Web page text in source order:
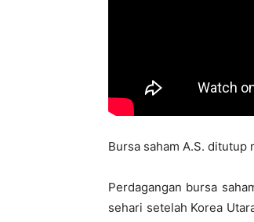
Bursa saham A.S.
Perdagangan bursa
sehari setelah Korea